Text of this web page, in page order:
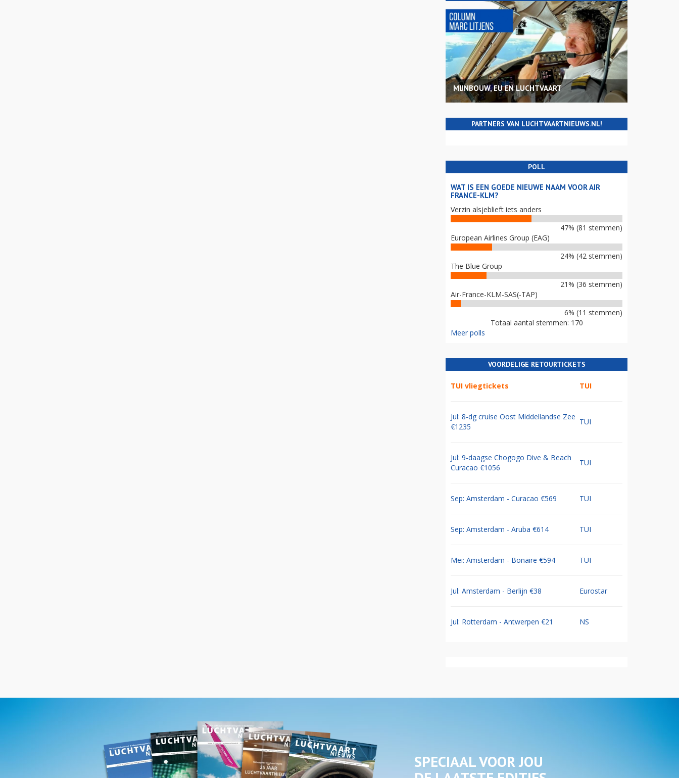
MIJNBOUW, EU EN LUCHTVAART
PARTNERS VAN LUCHTVAARTNIEUWS.NL!
POLL
WAT IS EEN GOEDE NIEUWE NAAM VOOR AIR
FRANCE-KLM?
Verzin alsjeblieft iets anders
47% (81 stemmen)
European Airlines Group (EAG)
24% (42 stemmen)
The Blue Group
21% (36 stemmen)
Air-France-KLM-SAS(-TAP)
6% (11 stemmen)
Totaal aantal stemmen: 170
Meer polls
VOORDELIGE RETOURTICKETS
TUI vliegtickets TUI
Jul: 8-dg cruise Oost Middellandse Zee
€1235
TUI
Jul: 9-daagse Chogogo Dive & Beach
Curacao €1056
TUI
Sep: Amsterdam - Curacao €569 TUI
Sep: Amsterdam - Aruba €614 TUI
Mei: Amsterdam - Bonaire €594 TUI
Jul: Amsterdam - Berlijn €38 Eurostar
Jul: Rotterdam - Antwerpen €21 NS
SPECIAAL VOOR JOU